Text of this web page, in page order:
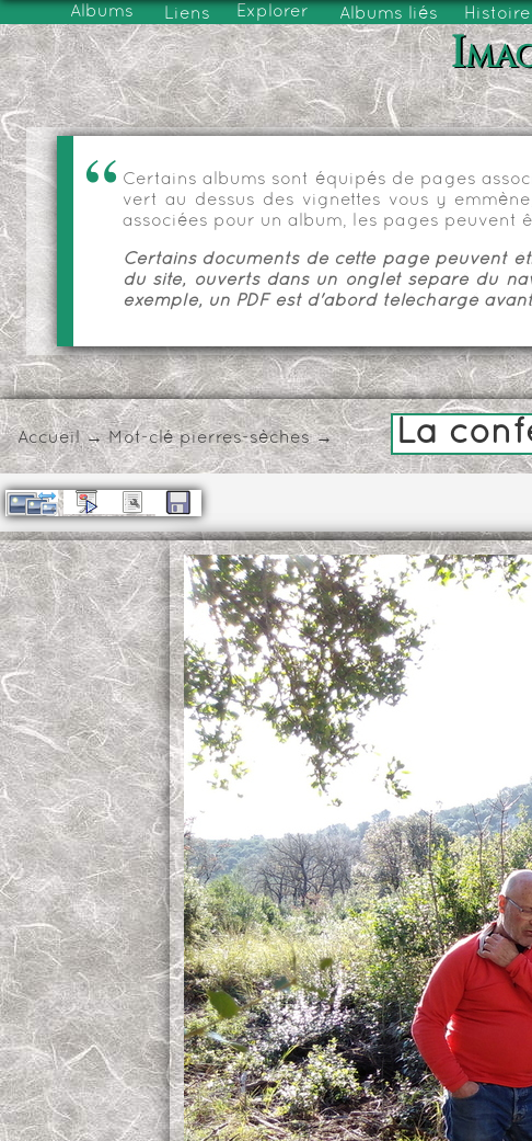
Albums Liens Explorer Albums liés
Certains albums sont équipés de pages
vert au dessus des vignettes vous y
associées pour un album, les pages peuvent
Certains documents de cette page peuvent
du site, ouverts dans un onglet séparé du
exemple, un PDF est d'abord téléchargé
Accueil→Mot-clé pierres-sèches→ La